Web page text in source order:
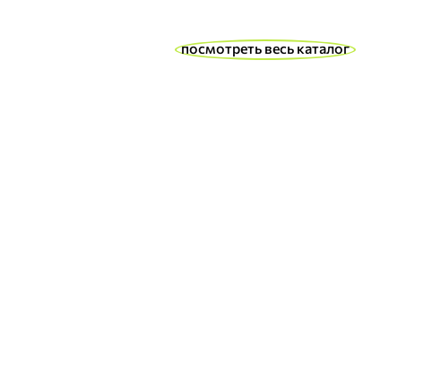
посмотреть весь каталог